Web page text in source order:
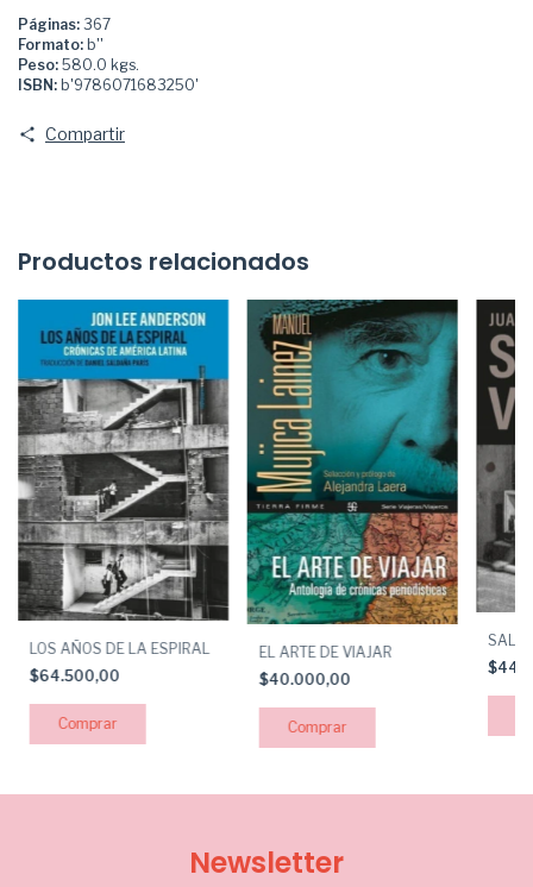
Páginas: 367
Formato: b''
Peso: 580.0 kgs.
ISBN: b'9786071683250'
Compartir
Productos relacionados
LOS AÑOS DE LA ESPIRAL
$64.500,00
EL ARTE DE VIAJAR
$40.000,00
Newsletter